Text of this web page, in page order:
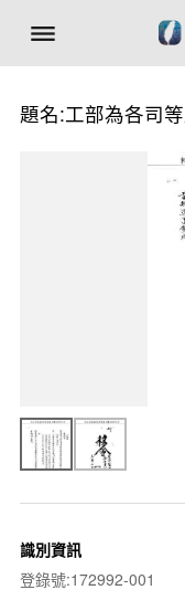
題名:工部為各司
識別資訊
登錄號:172992-001